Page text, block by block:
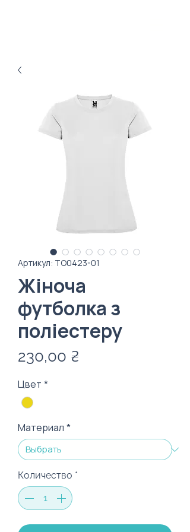
Артикул: ТО0423-01
Жіноча
футболка з
поліестеру
230,00 ₴
Цвет *
Материал *
Количество *